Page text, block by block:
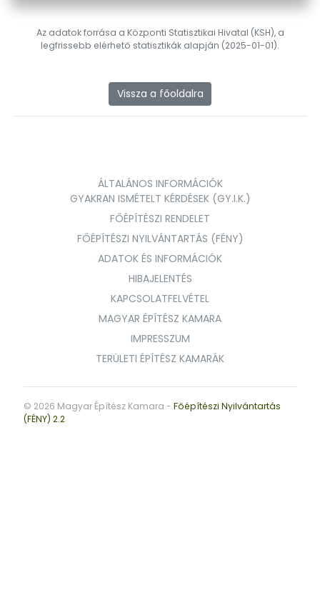
Az adatok forrása a Központi Statisztikai Hivatal (KSH), a
legfrissebb elérhető statisztikák alapján (2025-01-01).
Vissza a főoldalra
ÁLTALÁNOS INFORMÁCIÓK
GYAKRAN ISMÉTELT KÉRDÉSEK (GY.I.K.)
FŐÉPÍTÉSZI RENDELET
FŐÉPÍTÉSZI NYILVÁNTARTÁS (FÉNY)
ADATOK ÉS INFORMÁCIÓK
HIBAJELENTÉS
KAPCSOLATFELVÉTEL
MAGYAR ÉPÍTÉSZ KAMARA
IMPRESSZUM
TERÜLETI ÉPÍTÉSZ KAMARÁK
© 2026 Magyar Építész Kamara - Főépítészi Nyilvántartás
(FÉNY) 2.2